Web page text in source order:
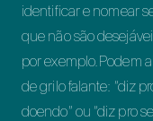
identificar e nomear
que não são
por exemplo. Podem
de grilo falante: “diz
doendo” ou “diz pro